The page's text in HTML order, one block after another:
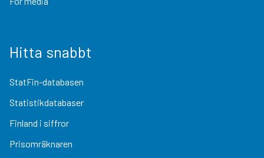
Hitta snabbt
StatFin-databasen
Statistikdatabaser
Finland i siffror
Prisomräknaren